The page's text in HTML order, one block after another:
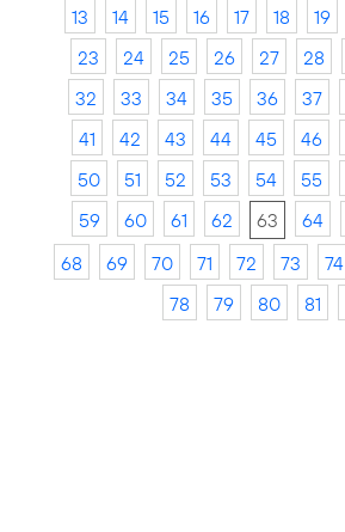
13
14 15 16 17 18 19
23
24 25 26 27 28
32
33 34 35 36 37
41
42 43 44 45 46
50
51 52 53 54 55
59
60 61 62 63 64
68
69 70 71 72 73 74
78
79 80 81